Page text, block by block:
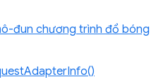
đun chương trình đổ bóng